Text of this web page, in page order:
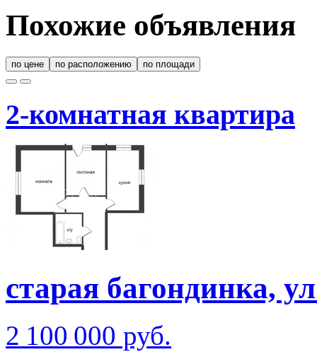
Похожие объявления
по цене по расположению по площади
2-комнатная квартира
старая багондинка,
2 100 000 руб.